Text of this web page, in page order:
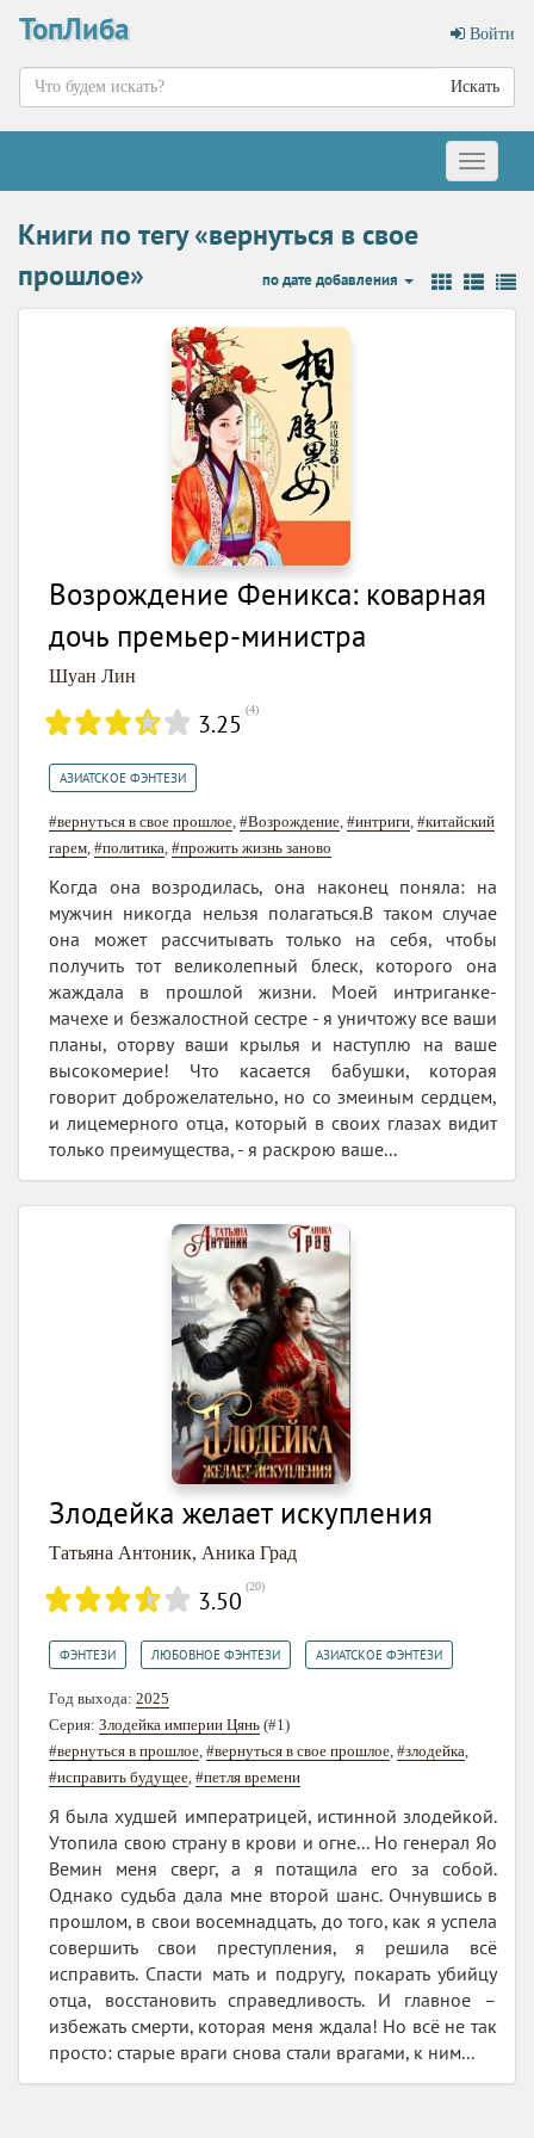
ТопЛиба Войти
Искать
Меню
Книги по тегу «вернуться в свое
прошлое»
по дате добавления
Возрождение Феникса: коварная
дочь премьер-министра
Шуан Лин
3.25 (4)
АЗИАТСКОЕ ФЭНТЕЗИ
#вернуться в свое прошлое #Возрождение #интриги #китайский
гарем #политика #прожить жизнь заново
Когда она возродилась, она наконец поняла: на
мужчин никогда нельзя полагаться.В таком случае
она может рассчитывать только на себя, чтобы
получить тот великолепный блеск, которого она
жаждала в прошлой жизни. Моей интриганке-
мачехе и безжалостной сестре - я уничтожу все ваши
планы, оторву ваши крылья и наступлю на ваше
высокомерие! Что касается бабушки, которая
говорит доброжелательно, но со змеиным сердцем,
и лицемерного отца, который в своих глазах видит
только преимущества, - я раскрою ваше...
Злодейка желает искупления
Татьяна Антоник, Аника Град
3.50 (20)
ФЭНТЕЗИ ЛЮБОВНОЕ ФЭНТЕЗИ АЗИАТСКОЕ ФЭНТЕЗИ
Год выхода: 2025
Серия: Злодейка империи Цянь (#1)
#вернуться в прошлое #вернуться в свое прошлое #злодейка
#исправить будущее #петля времени
Я была худшей императрицей, истинной злодейкой.
Утопила свою страну в крови и огне... Но генерал Яо
Вемин меня сверг, а я потащила его за собой.
Однако судьба дала мне второй шанс. Очнувшись в
прошлом, в свои восемнадцать, до того, как я успела
совершить свои преступления, я решила всё
исправить. Спасти мать и подругу, покарать убийцу
отца, восстановить справедливость. И главное –
избежать смерти, которая меня ждала! Но всё не так
просто: старые враги снова стали врагами, к ним...